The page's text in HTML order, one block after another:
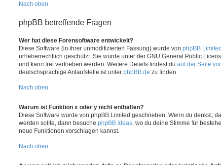
Nach oben
phpBB betreffende Fragen
Wer hat diese Forensoftware entwickelt?
Diese Software (in ihrer unmodifizierten Fassung) wurde von phpBB
urheberrechtlich geschützt. Sie wurde unter der GNU General Public
und kann frei vertrieben werden. Weitere Details findest du auf der Seite
deutschsprachige Anlaufstelle ist unter phpBB.de zu finden.
Nach oben
Warum ist Funktion x oder y nicht enthalten?
Diese Software wurde von phpBB Limited geschrieben. Wenn du denkst,
werden sollte, dann besuche phpBB Ideas, wo du deine Stimme für
neue Funktionen vorschlagen kannst.
Nach oben